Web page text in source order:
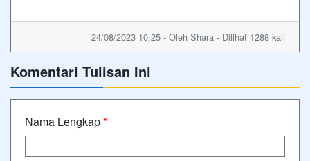
24/08/2023 10:25 - Oleh Shara - Dilihat 1288 kali
Komentari Tulisan Ini
Nama Lengkap*